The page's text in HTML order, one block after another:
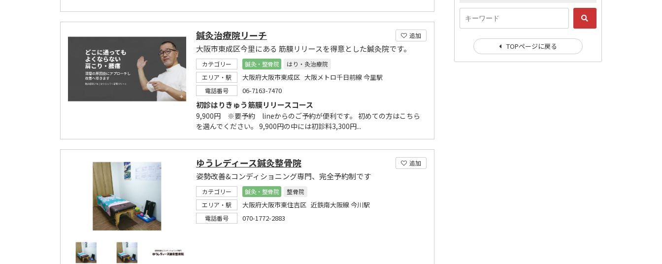
追加
鍼灸治療院リーチ
大阪市東成区今里にある 筋膜リリースを得意とした鍼灸院です。
カテゴリー 鍼灸・整骨院
はり・灸治療院
エリア・駅
大阪府大阪市東成区 大阪メトロ千日前線 今里駅
電話番号 06-7163-7470
初診はりきゅう筋膜リリースコース
9,900円 ※要予約 lineからのご予約が便利です。 初めての方はこちら
を選んでください。 9,900円の中には初診料3,300円...
追加
ゆうレディース鍼灸整骨院
姿勢改善&コンディショニング専門、完全予約制です
カテゴリー 鍼灸・整骨院
整骨院
エリア・駅
大阪府大阪市東住吉区 近鉄南大阪線 今川駅
電話番号 070-1772-2883
TOPページに戻る